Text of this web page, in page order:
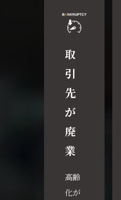
取
引
先
が
廃
業
高齢
化が